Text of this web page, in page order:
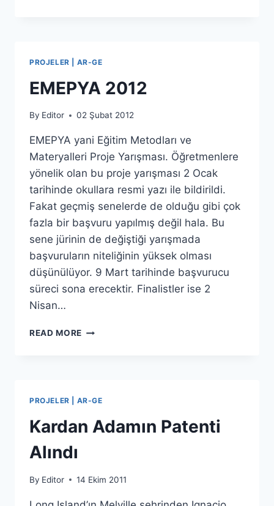
PROJELER | AR-GE
EMEPYA 2012
By Editor 02 Şubat 2012
EMEPYA yani Eğitim Metodları ve
Materyalleri Proje Yarışması. Öğretmenlere
yönelik olan bu proje yarışması 2 Ocak
tarihinde okullara resmi yazı ile bildirildi.
Fakat geçmiş senelerde de olduğu gibi çok
fazla bir başvuru yapılmış değil hala. Bu
sene jürinin de değiştiği yarışmada
başvuruların niteliğinin yüksek olması
düşünülüyor. 9 Mart tarihinde başvurucu
süreci sona erecektir. Finalistler ise 2
Nisan…
READ MORE EMEPYA
PROJELER | AR-GE
Kardan Adamın Patenti
Alındı
By Editor 14 Ekim 2011